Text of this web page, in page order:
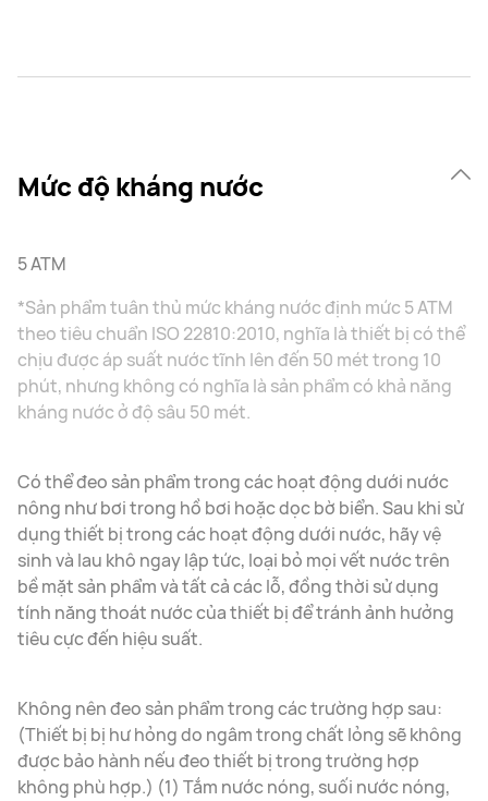
Mức độ kháng nước
5 ATM
*Sản phẩm tuân thủ mức kháng nước định mức 5 ATM
theo tiêu chuẩn ISO 22810:2010, nghĩa là thiết bị có thể
chịu được áp suất nước tĩnh lên đến 50 mét trong 10
phút, nhưng không có nghĩa là sản phẩm có khả năng
kháng nước ở độ sâu 50 mét.
Có thể đeo sản phẩm trong các hoạt động dưới nước
nông như bơi trong hồ bơi hoặc dọc bờ biển. Sau khi sử
dụng thiết bị trong các hoạt động dưới nước, hãy vệ
sinh và lau khô ngay lập tức, loại bỏ mọi vết nước trên
bề mặt sản phẩm và tất cả các lỗ, đồng thời sử dụng
tính năng thoát nước của thiết bị để tránh ảnh hưởng
tiêu cực đến hiệu suất.
Không nên đeo sản phẩm trong các trường hợp sau:
(Thiết bị bị hư hỏng do ngâm trong chất lỏng sẽ không
được bảo hành nếu đeo thiết bị trong trường hợp
không phù hợp.) (1) Tắm nước nóng, suối nước nóng,